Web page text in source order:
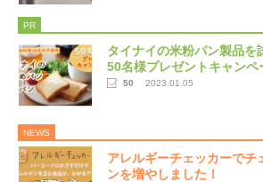
PR
タイナイの米粉パン製品を
50名様プレゼントキャンペ
50 2023.01.05
NEWS
アレルギーチェッカーでチ
ンを増やしました！